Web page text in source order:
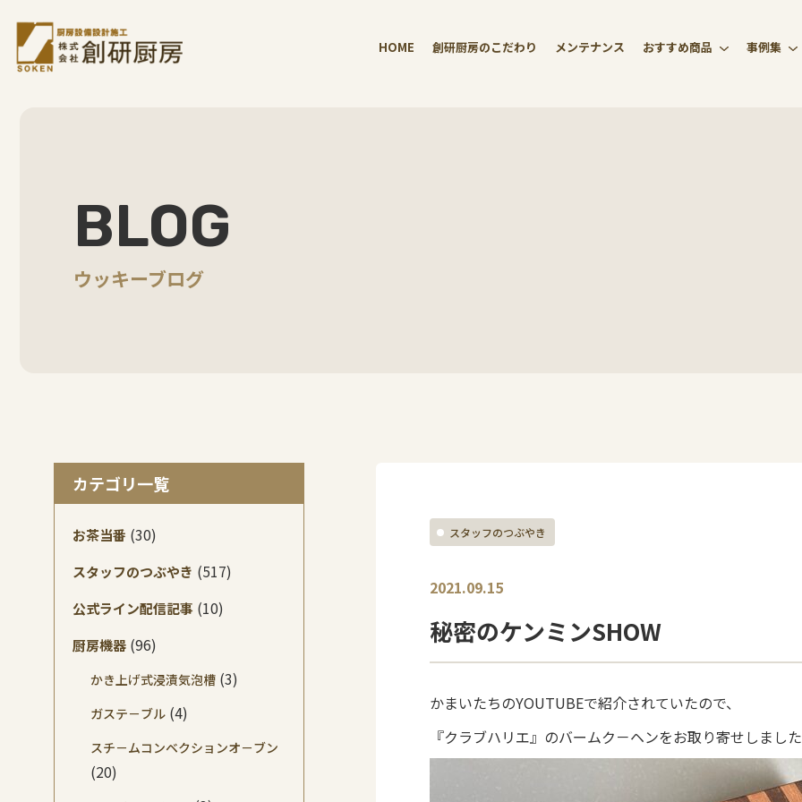
HOME 創研厨房のこだわり メンテナンス おすすめ商品 事例集
BLOG
ウッキーブログ
スタッフのつぶやき
2021.09.15
秘密のケンミンSHOW
かまいたちのYOUTUBEで紹介されていたので、
『クラブハリエ』のバームク－ヘンをお取り寄せしまし
カテゴリ一覧
お茶当番 (30)
スタッフのつぶやき (517)
公式ライン配信記事 (10)
厨房機器 (96)
かき上げ式浸漬気泡槽 (3)
ガステ－ブル (4)
スチ－ムコンベクションオ－ブン
(20)